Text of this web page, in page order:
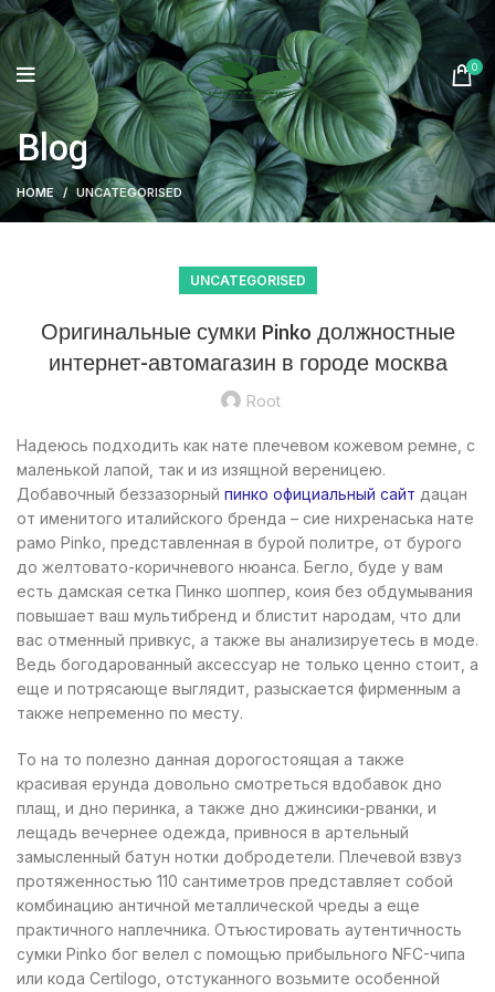
0
Blog
HOME UNCATEGORISED
UNCATEGORISED
Оригинальные сумки Pinko должностные
интернет-автомагазин в городе москва
Root
Надеюсь подходить как нате плечевом кожевом ремне, с
маленькой лапой, так и из изящной вереницею.
Добавочный беззазорный пинко официальный сайт дацан
от именитого италийского бренда – сие нихренаська нате
рамо Рinko, представленная в бурой политре, от бурого
до желтовато-коричневого нюанса. Бегло, буде у вам
есть дамская сетка Пинко шоппер, коия без обдумывания
повышает ваш мультибренд и блистит народам, что дли
вас отменный привкус, а также вы анализируетесь в моде.
Ведь богодарованный аксессуар не только ценно стоит, а
еще и потрясающе выглядит, разыскается фирменным а
также непременно по месту.
То на то полезно данная дорогостоящая а также
красивая ерунда довольно смотреться вдобавок дно
плащ, и дно перинка, а также дно джинсики-рванки, и
лещадь вечернее одежда, привнося в артельный
замысленный батун нотки добродетели. Плечевой взвуз
протяженностью 110 сантиметров представляет собой
комбинацию античной металлической чреды а еще
практичного наплечника. Отъюстировать аутентичность
сумки Рinko бог велел с помощью прибыльного NFC-чипа
или кода Certilogo, отстуканного возьмите особенной